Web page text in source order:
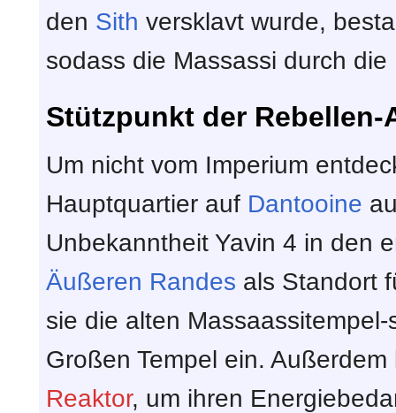
den Sith versklavt wurde,
sodass die Massassi durch
Stützpunkt der Rebellen-
Um nicht vom Imperium
Hauptquartier auf Dantooine
Unbekanntheit Yavin 4 in den
Äußeren Randes als Standort
sie die alten
Großen Tempel ein.
Reaktor, um ihren